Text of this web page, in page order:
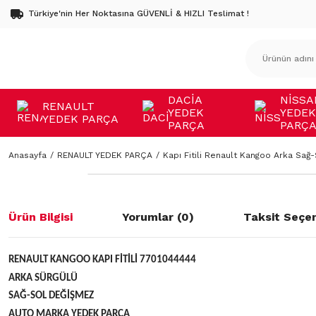
Türkiye'nin Her Noktasına GÜVENLİ & HIZLI Teslimat !
RENAULT
YEDEK PARÇA
DACİA
YEDEK
PARÇA
YEDEK
PARÇA
Anasayfa RENAULT YEDEK PARÇA Kapı Fitili Renault Kangoo Arka
Ürün Bilgisi Yorumlar (0) Taksit
RENAULT KANGOO KAPI FİTİLİ 7701044444
ARKA SÜRGÜLÜ
SAĞ-SOL DEĞİŞMEZ